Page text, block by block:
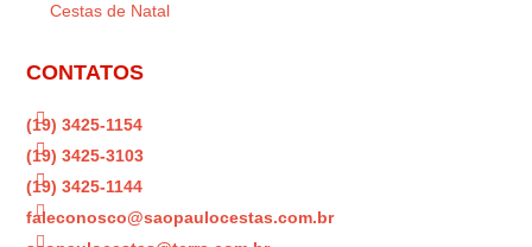
Cestas de Natal
CONTATOS

(19) 3425-1154

(19) 3425-3103

(19) 3425-1144

faleconosco@saopaulocestas.com.br
